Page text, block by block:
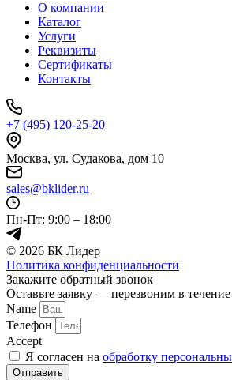
О компании
Каталог
Услуги
Реквизиты
Сертификаты
Контакты
+7 (495) 120-25-20
Москва, ул. Судакова, дом 10
sales@bklider.ru
Пн-Пт: 9:00 – 18:00
© 2026 БК Лидер
Политика конфиденциальности
Прокрутка
вверх
Закажите обратный звонок
Оставьте заявку — перезвоним в
Name
Телефон
Accept
Я согласен на обработку
Отправить